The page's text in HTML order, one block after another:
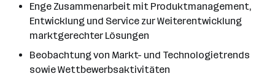
Enge Zusammenarbeit mit Produktmanagement,
Entwicklung und Service zur Weiterentwicklung
marktgerechter Lösungen
Beobachtung von Markt- und Technologietrends
sowie Wettbewerbsaktivitäten